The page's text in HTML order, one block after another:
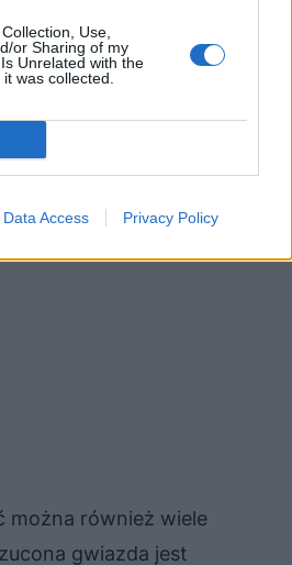
Use,
or Sharing of my
Unrelated with the
was collected.
Data Access Privacy Policy
można również wiele
gwiazda jest